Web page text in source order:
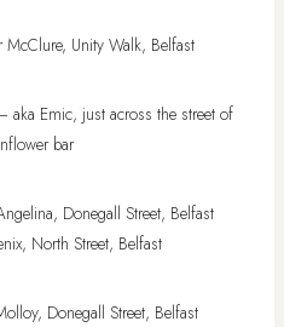
Unity Walk, Belfast
aka Emic, just across the street of
bar
Donegall Street, Belfast
North Street, Belfast
Donegall Street, Belfast